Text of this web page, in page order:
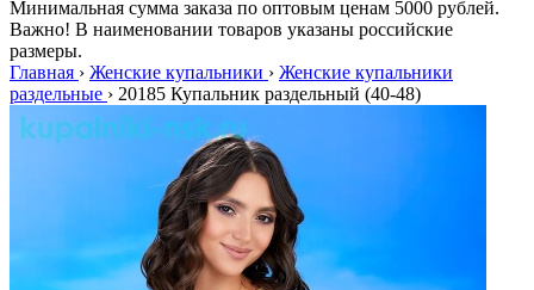
Минимальная сумма заказа по оптовым ценам 5000 рублей.
Важно! В наименовании товаров указаны российские
размеры.
Главная › Женские купальники › Женские купальники
раздельные › 20185 Купальник раздельный (40-48)